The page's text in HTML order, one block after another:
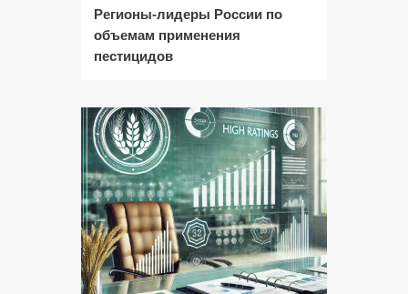
Регионы-лидеры России по
объемам применения
пестицидов